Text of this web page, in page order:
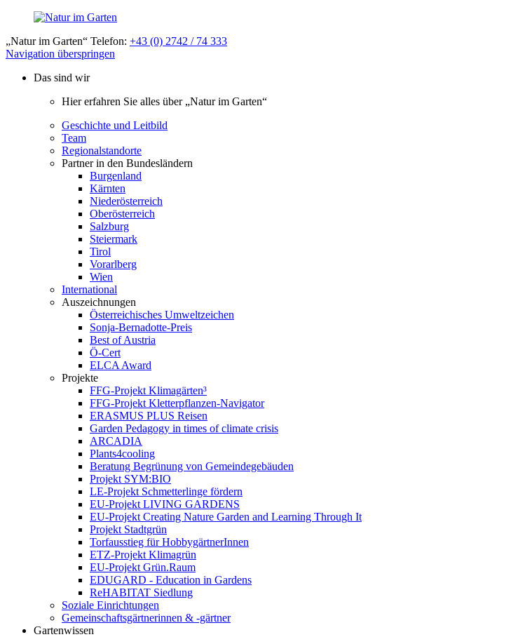
„Natur im Garten“ Telefon: +43 (0) 2742 / 74 333
Navigation überspringen
Das sind wir
Hier erfahren Sie alles über „Natur im Garten“
Geschichte und Leitbild
Team
Regionalstandorte
Partner in den Bundesländern
Burgenland
Kärnten
Niederösterreich
Oberösterreich
Salzburg
Steiermark
Tirol
Vorarlberg
Wien
International
Auszeichnungen
Österreichisches Umweltzeichen
Sonja-Bernadotte-Preis
Best of Austria
Ö-Cert
ELCA Award
Projekte
FFG-Projekt Klimagärten³
FFG-Projekt Kletterpflanzen-Navigator
ERASMUS PLUS Reisen
Garden Pedagogy in times of climate crisis
ARCADIA
Plants4cooling
Beratung Begrünung von Gemeindegebäuden
Projekt SYM:BIO
LE-Projekt Schmetterlinge fördern
EU-Projekt LIVING GARDENS
EU-Projekt Creating Nature Garden and Learning Through It
Projekt Stadtgrün
Torfausstieg für HobbygärtnerInnen
ETZ-Projekt Klimagrün
EU-Projekt Grün.Raum
EDUGARD - Education in Gardens
ReHABITAT Siedlung
Soziale Einrichtungen
Gemeinschaftsgärtnerinnen & -gärtner
Gartenwissen